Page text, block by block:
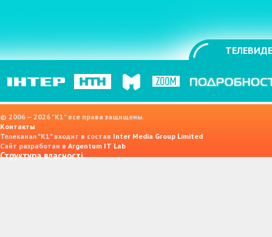
© 2006 — 2026 "K1" все права защищены.
Контакты
Телеканал "К1" входит в состав Inter Media Group Limited
Сайт разработан в Argentum IT Lab
Структура власності